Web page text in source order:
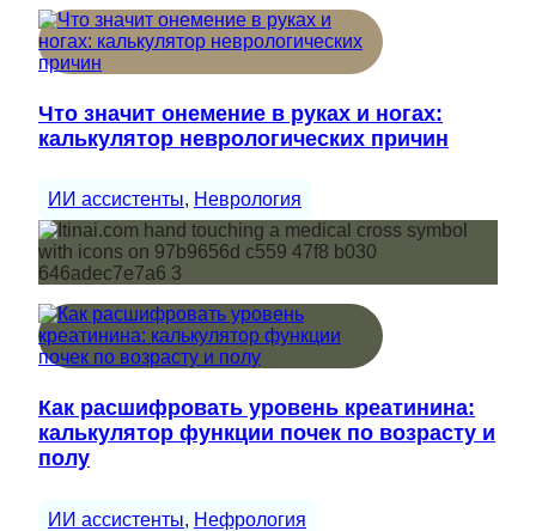
Что значит онемение в руках и ногах:
калькулятор неврологических причин
ИИ ассистенты, Неврология
Как расшифровать уровень креатинина:
калькулятор функции почек по возрасту и
полу
ИИ ассистенты, Нефрология